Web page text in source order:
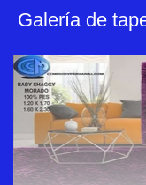
Galería de